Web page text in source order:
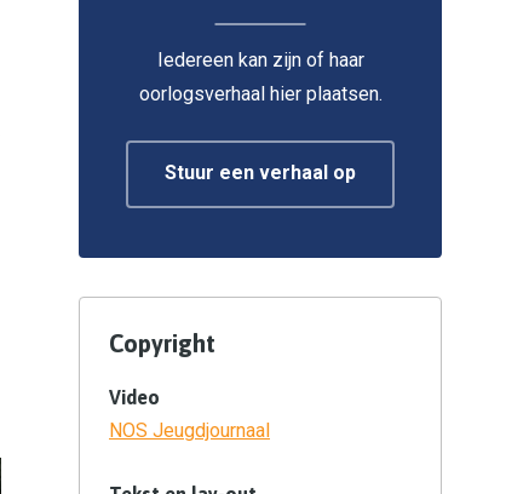
Iedereen kan zijn of haar
oorlogsverhaal hier plaatsen.
Stuur een verhaal op
Copyright
Video
NOS Jeugdjournaal